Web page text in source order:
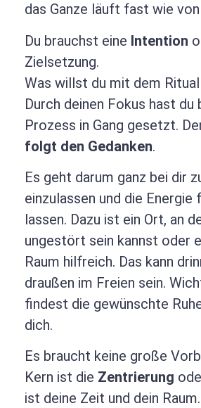
das Ganze läuft fast wie
Du brauchst eine Intention
Zielsetzung.
Was willst du mit dem
Durch deinen Fokus hast du
Prozess in Gang gesetzt.
folgt den Gedanken.
Es geht darum ganz bei dir
einzulassen und die Energie
lassen. Dazu ist ein Ort, an
ungestört sein kannst oder
Raum hilfreich. Das kann
draußen im Freien sein.
findest die gewünschte
dich.
Es braucht keine große
Kern ist die Zentrierung
ist deine Zeit und dein